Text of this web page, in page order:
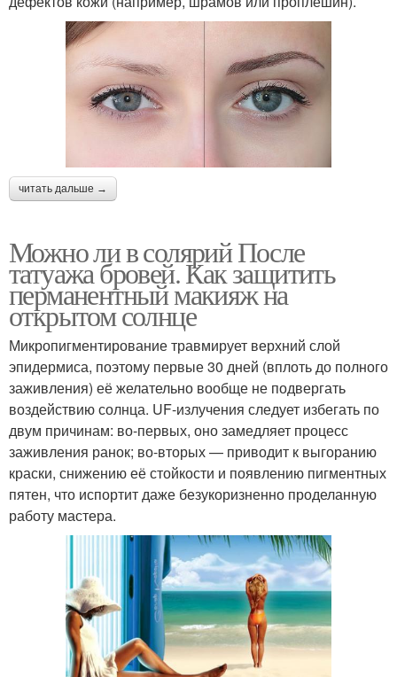
читать дальше →
Можно ли в солярий После
татуажа бровей. Как защитить
перманентный макияж на
открытом солнце
Микропигментирование травмирует верхний слой
эпидермиса, поэтому первые 30 дней (вплоть до полного
заживления) её желательно вообще не подвергать
воздействию солнца. UF-излучения следует избегать по
двум причинам: во-первых, оно замедляет процесс
заживления ранок; во-вторых — приводит к выгоранию
краски, снижению её стойкости и появлению пигментных
пятен, что испортит даже безукоризненно проделанную
работу мастера.